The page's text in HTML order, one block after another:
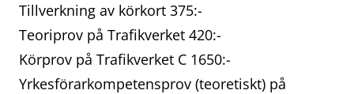
Tillverkning av körkort 375:-
Teoriprov på Trafikverket 420:-
Körprov på Trafikverket C 1650:-
Yrkesförarkompetensprov (teoretiskt) på